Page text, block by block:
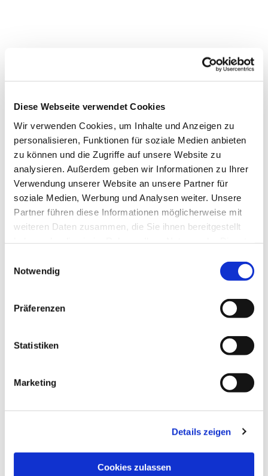
Diese Webseite verwendet Cookies
Wir verwenden Cookies, um Inhalte und Anzeigen zu
personalisieren, Funktionen für soziale Medien anbieten
zu können und die Zugriffe auf unsere Website zu
analysieren. Außerdem geben wir Informationen zu Ihrer
Verwendung unserer Website an unsere Partner für
soziale Medien, Werbung und Analysen weiter. Unsere
Partner führen diese Informationen möglicherweise mit
weiteren Daten zusammen, die Sie ihnen bereitgestellt
Notwendig
Präferenzen
Statistiken
Marketing
Details zeigen
Cookies zulassen
Montag, 4. Januar 2027, 19:30 Uhr
Kassel
Kantor Jochen Faulhammer (0175-